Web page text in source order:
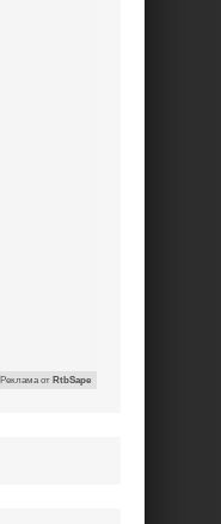
Реклама от RtbSape